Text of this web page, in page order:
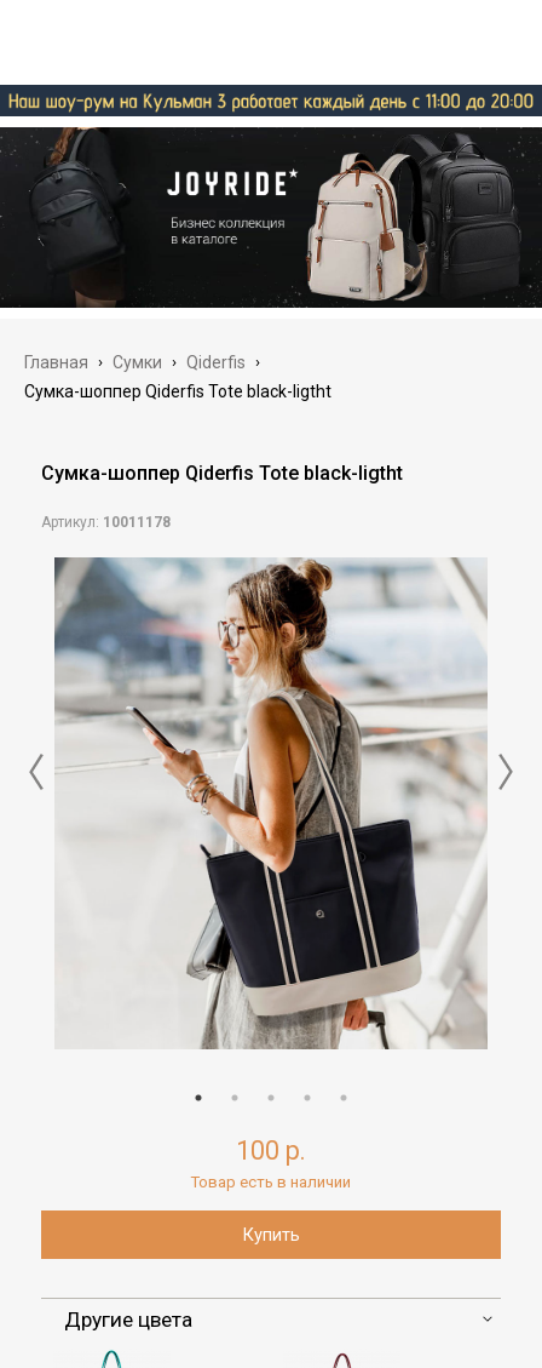
Главная › Сумки › Qiderfis ›
Cумка-шоппер Qiderfis Tote black-ligtht
Cумка-шоппер Qiderfis Tote black-ligtht
Артикул: 10011178
100 р.
Товар есть в наличии
Другие цвета